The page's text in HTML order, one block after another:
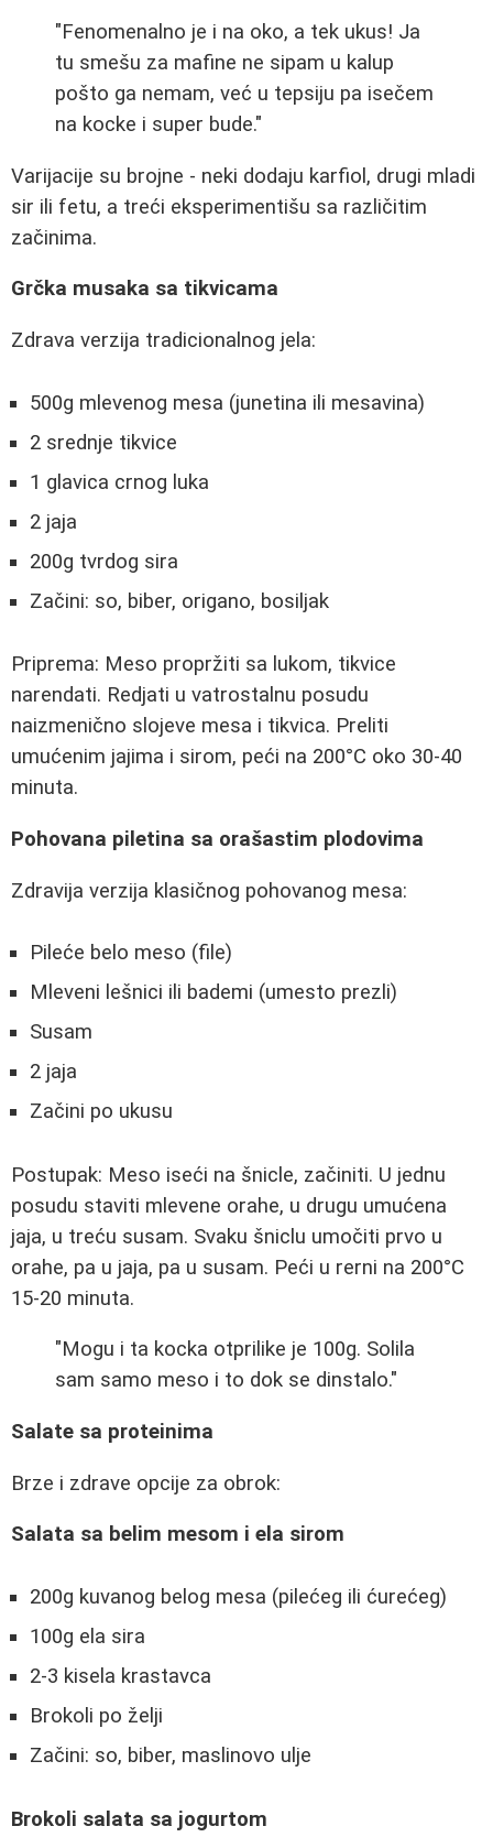
"Fenomenalno je i na oko, a tek ukus! Ja
tu smešu za mafine ne sipam u kalup
pošto ga nemam, već u tepsiju pa isečem
na kocke i super bude."
Varijacije su brojne - neki dodaju karfiol, drugi mladi
sir ili fetu, a treći eksperimentišu sa različitim
začinima.
Grčka musaka sa tikvicama
Zdrava verzija tradicionalnog jela:
500g mlevenog mesa (junetina ili mesavina)
2 srednje tikvice
1 glavica crnog luka
2 jaja
200g tvrdog sira
Začini: so, biber, origano, bosiljak
Priprema: Meso propržiti sa lukom, tikvice
narendati. Redjati u vatrostalnu posudu
naizmenično slojeve mesa i tikvica. Preliti
umućenim jajima i sirom, peći na 200°C oko 30-40
minuta.
Pohovana piletina sa orašastim plodovima
Zdravija verzija klasičnog pohovanog mesa:
Pileće belo meso (file)
Mleveni lešnici ili bademi (umesto prezli)
Susam
2 jaja
Začini po ukusu
Postupak: Meso iseći na šnicle, začiniti. U jednu
posudu staviti mlevene orahe, u drugu umućena
jaja, u treću susam. Svaku šniclu umočiti prvo u
orahe, pa u jaja, pa u susam. Peći u rerni na 200°C
15-20 minuta.
"Mogu i ta kocka otprilike je 100g. Solila
sam samo meso i to dok se dinstalo."
Salate sa proteinima
Brze i zdrave opcije za obrok:
Salata sa belim mesom i ela sirom
200g kuvanog belog mesa (pilećeg ili ćurećeg)
100g ela sira
2-3 kisela krastavca
Brokoli po želji
Začini: so, biber, maslinovo ulje
Brokoli salata sa jogurtom